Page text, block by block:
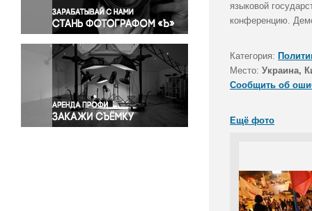
Происшествия и конфликты
Религия
Светская жизнь
Спорт
Экология
Экономика и бизнес
языковой
конференцию.
Категория:
Место: Украина,
Сообщить об
Ещё фото